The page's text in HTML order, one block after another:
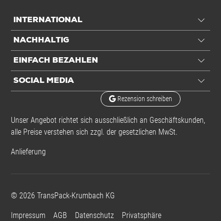
Belastbarkeit 20 kg
Ausstattung
Rillung bei
Gurtmaß
1,06 m
Frachtvolumen
DHL/DPD/UPS
Volumengewicht
INTERNATIONAL
NACHHALTIG
EINFACH BEZAHLEN
SOCIAL MEDIA
Rezension schreiben
Unser Angebot richtet sich ausschließlich an Geschäftskunden,
alle Preise verstehen sich zzgl. der gesetzlichen MwSt.
Anlieferung
© 2026 TransPack-Krumbach KG
Impressum AGB Datenschutz Privatsphäre